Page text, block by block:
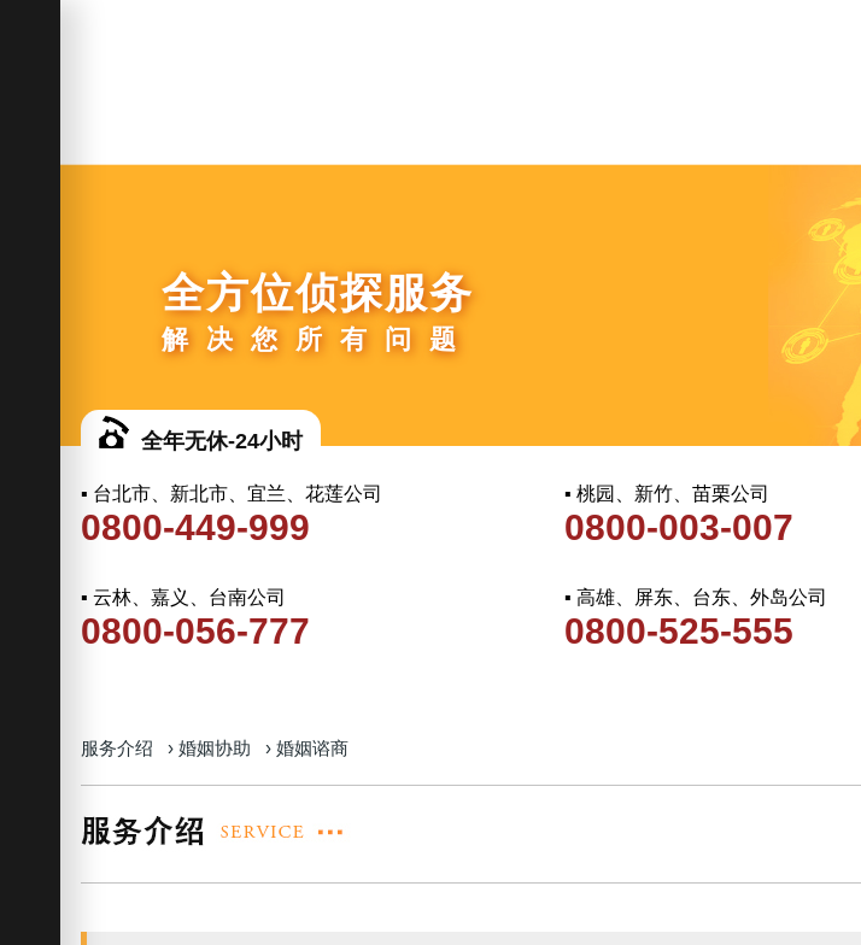
全方位侦探服务
解决您所有问题
全年无休-24小时
▪ 台北市、新北市、宜兰、花莲公司
0800-449-999
▪ 桃园、新竹、苗栗公司
0800-003-007
▪ 云林、嘉义、台南公司
0800-056-777
▪ 高雄、屏东、台东、外岛公司
0800-525-555
服务介绍 › 婚姻协助 › 婚姻谘商